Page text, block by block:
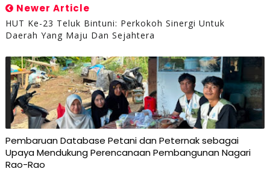
Newer Article
HUT Ke-23 Teluk Bintuni: Perkokoh Sinergi Untuk
Daerah Yang Maju Dan Sejahtera
Pembaruan Database Petani dan Peternak sebagai
Upaya Mendukung Perencanaan Pembangunan Nagari
Rao-Rao